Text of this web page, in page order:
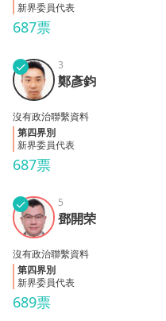
687票
新界委員代表
鄭彥
鈞
✓
687票
3
鄭彥鈞
沒有政治聯繫資料
第四界別
新界委員代表
鄧開
荣
✓
689票
5
鄧開荣
沒有政治聯繫資料
第四界別
新界委員代表